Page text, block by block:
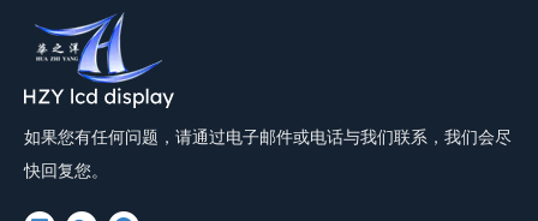
如果您有任何问题，请通过电子邮件或电话与我们联系，我们会尽
快回复您。